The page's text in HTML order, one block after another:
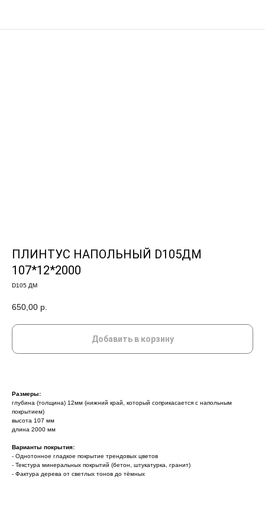
ПЛИНТУС НАПОЛЬНЫЙ D105ДМ
107*12*2000
D105 ДМ
650,00 р.
Добавить в корзину
Размеры:
глубина (толщина) 12мм (нижний край, который соприкасается с напольным
покрытием)
высота 107 мм
длина 2000 мм
Варианты покрытия:
- Однотонное гладкое покрытие трендовых цветов
- Текстура минеральных покрытий (бетон, штукатурка, гранит)
- Фактура дерева от светлых тонов до тёмных